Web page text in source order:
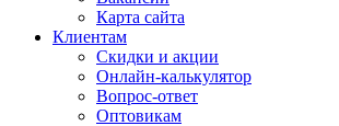
Карта сайта
Клиентам
Скидки и акции
Онлайн-калькулятор
Вопрос-ответ
Оптовикам